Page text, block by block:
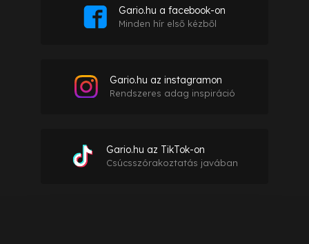
Gario.hu a facebook-on
Minden hír első kézből
Gario.hu az instagramon
Rendszeres adag inspiráció
Gario.hu az TikTok-on
Csúcsszórakoztatás javában